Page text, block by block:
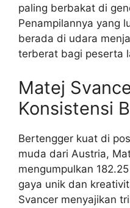
paling berbakat di
Penampilannya yang
berada di udara
terberat bagi peserta
Matej
Konsistensi
Bertengger kuat di
muda dari Austria,
mengumpulkan
gaya unik dan
Svancer menyajikan